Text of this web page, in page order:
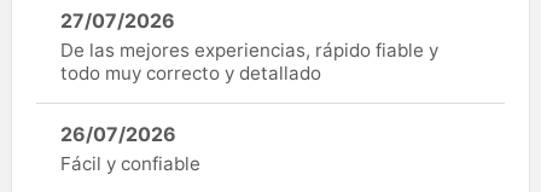
27/07/2026
De las mejores experiencias, rápido fiable y
todo muy correcto y detallado
26/07/2026
Fácil y confiable